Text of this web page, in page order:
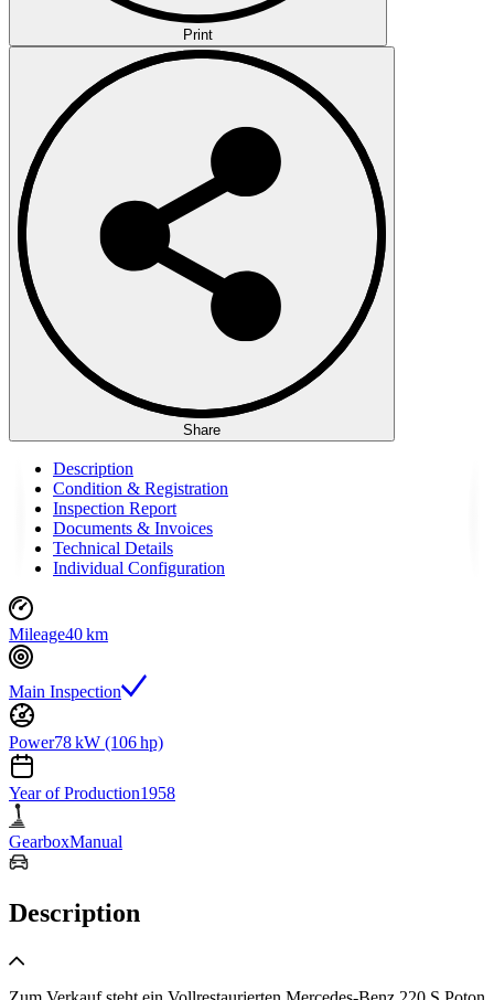
Print
Share
Description
Condition & Registration
Inspection Report
Documents & Invoices
Technical Details
Individual Configuration
Mileage40 km
Main Inspection
Power78 kW (106 hp)
Year of Production1958
GearboxManual
Description